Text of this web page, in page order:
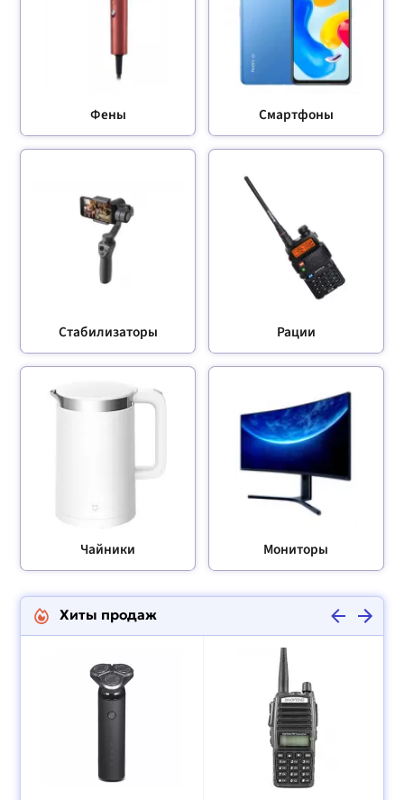
Фены Смартфоны
Стабилизаторы Рации
Чайники Мониторы
Хиты продаж